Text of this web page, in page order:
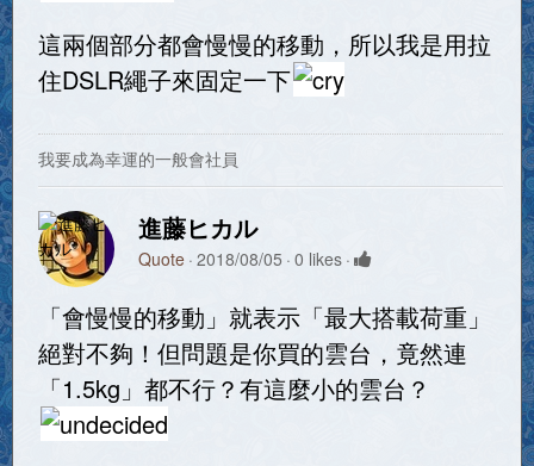
這兩個部分都會慢慢的移動，所以我是用拉
住DSLR繩子來固定一下
我要成為幸運的一般會社員
進藤ヒカル
Quote 2018/08/05 0 likes
「會慢慢的移動」就表示「最大搭載荷重」
絕對不夠！但問題是你買的雲台，竟然連
「1.5kg」都不行？有這麼小的雲台？